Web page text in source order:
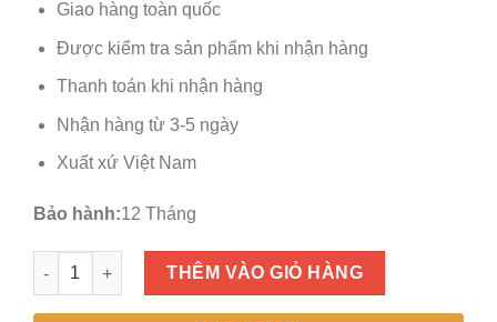
Giao hàng toàn quốc
Được kiểm tra sản phẩm khi nhận hàng
Thanh toán khi nhận hàng
Nhận hàng từ 3-5 ngày
Xuất xứ Việt Nam
Bảo hành:12 Tháng
VÂY CƯỚC CÁ MẬP số lượng
THÊM VÀO GIỎ HÀNG